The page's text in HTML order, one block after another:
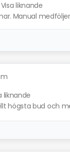
Visa liknande
Manual
liknande
högsta bud och